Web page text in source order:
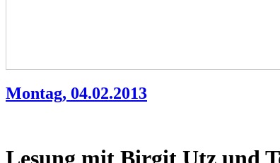
Montag, 04.02.2013
Lesung mit Birgit Utz und